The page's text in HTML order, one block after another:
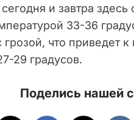
и завтра
33-36
что приведет
29 градусов.
Поделись нашей